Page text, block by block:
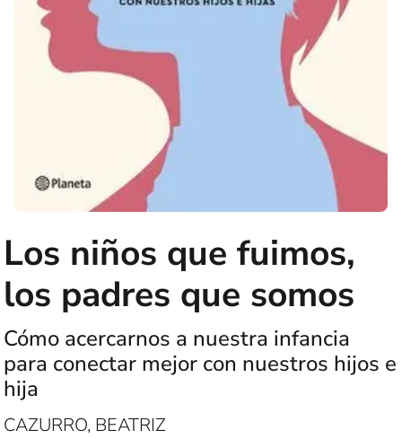
Los niños que fuimos,
los padres que somos
Cómo acercarnos a nuestra infancia
para conectar mejor con nuestros hijos e
hija
CAZURRO, BEATRIZ